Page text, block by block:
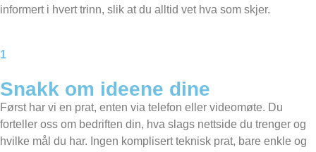
informert i hvert trinn, slik at du alltid vet hva som skjer.
1
Snakk om ideene dine
Først har vi en prat, enten via telefon eller videomøte. Du
forteller oss om bedriften din, hva slags nettside du trenger og
hvilke mål du har. Ingen komplisert teknisk prat, bare enkle og